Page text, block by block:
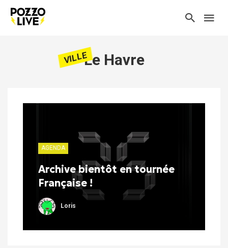
VILLELe Havre
AGENDA
Archive bientôt en tournée
Française !
Loris